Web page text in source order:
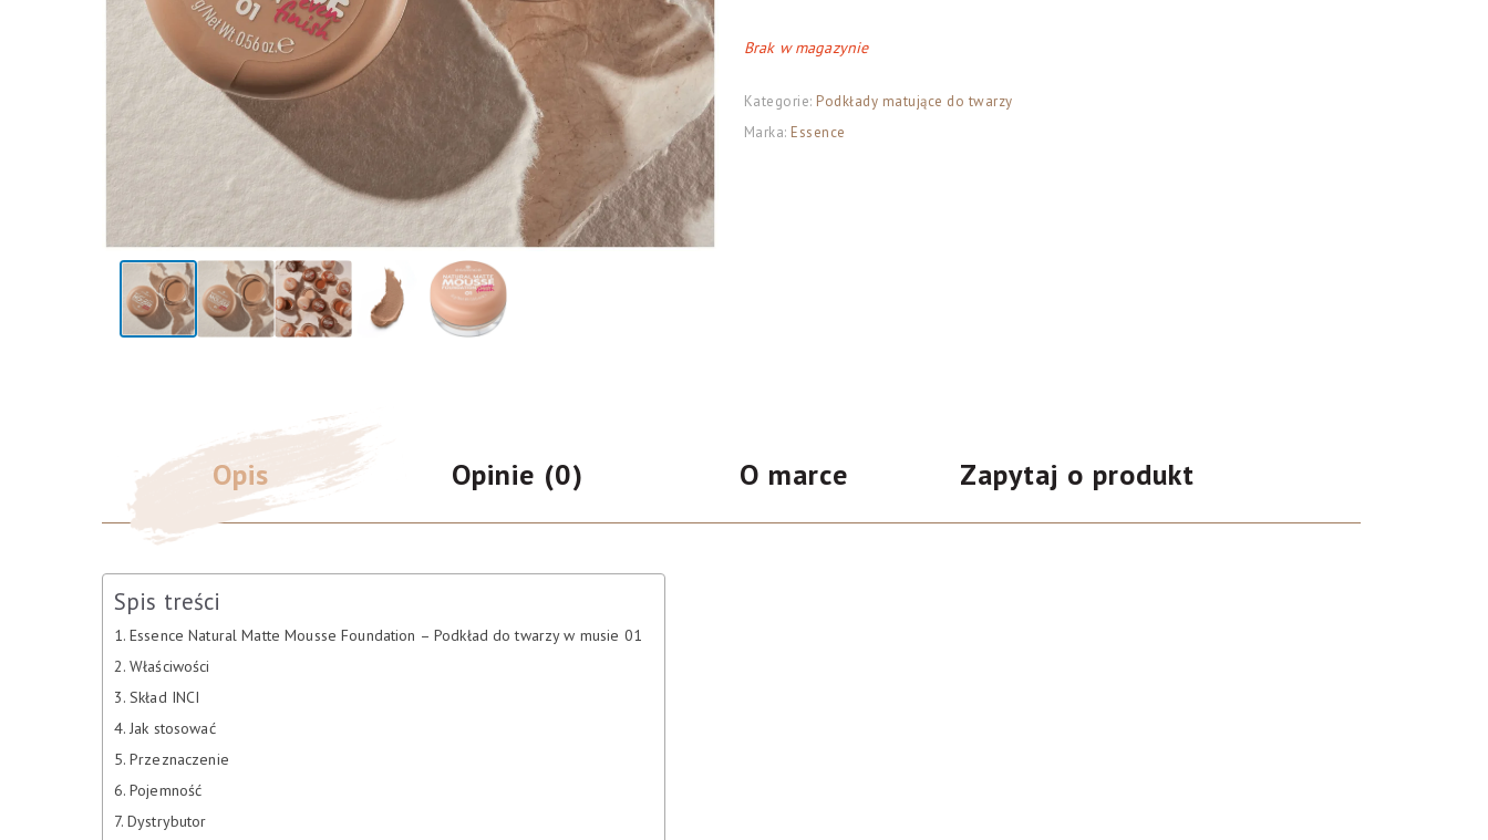
Brak w magazynie
Kategorie: Podkłady matujące do twarzy
Marka: Essence
Opis Opinie (0) O marce Zapytaj o produkt
Spis treści
Essence Natural Matte Mousse Foundation – Podkład do twarzy w musie 01
Właściwości
Skład INCI
Jak stosować
Przeznaczenie
Pojemność
Dystrybutor